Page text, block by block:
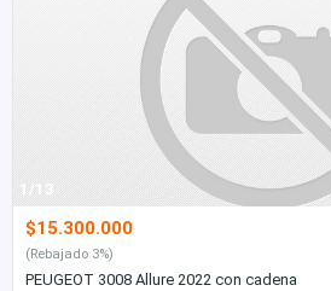
1/13
$15.300.000
(Rebajado 3%)
PEUGEOT 3008 Allure 2022 con cadena